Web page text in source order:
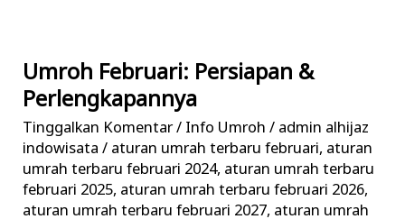
Umroh Februari: Persiapan &
Perlengkapannya
Tinggalkan Komentar/ Info Umroh / admin alhijaz
indowisata/ aturan umrah terbaru februari, aturan
umrah terbaru februari 2024, aturan umrah terbaru
februari 2025, aturan umrah terbaru februari 2026,
aturan umrah terbaru februari 2027, aturan umrah
Umroh
Februari:
Persiapan
&
Perlengkapannya